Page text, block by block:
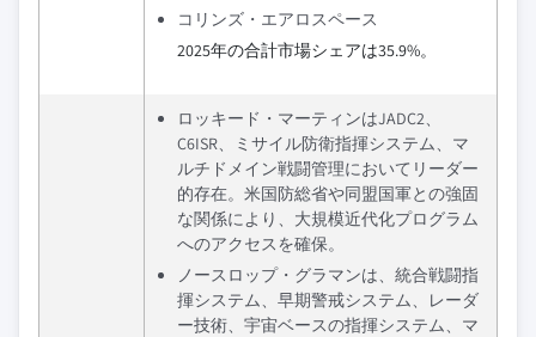
コリンズ・エアロスペース
2025年の合計市場シェアは35.9%。
ロッキード・マーティンはJADC2、
C6ISR、ミサイル防衛指揮システム、マ
ルチドメイン戦闘管理においてリーダー
的存在。米国防総省や同盟国軍との強固
な関係により、大規模近代化プログラム
へのアクセスを確保。
ノースロップ・グラマンは、統合戦闘指
揮システム、早期警戒システム、レーダ
ー技術、宇宙ベースの指揮システム、マ